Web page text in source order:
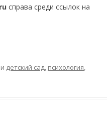
справа среди ссылок на
детский сад, психология,